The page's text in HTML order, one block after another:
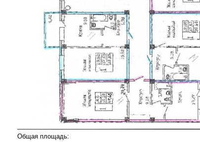
Общая площадь: